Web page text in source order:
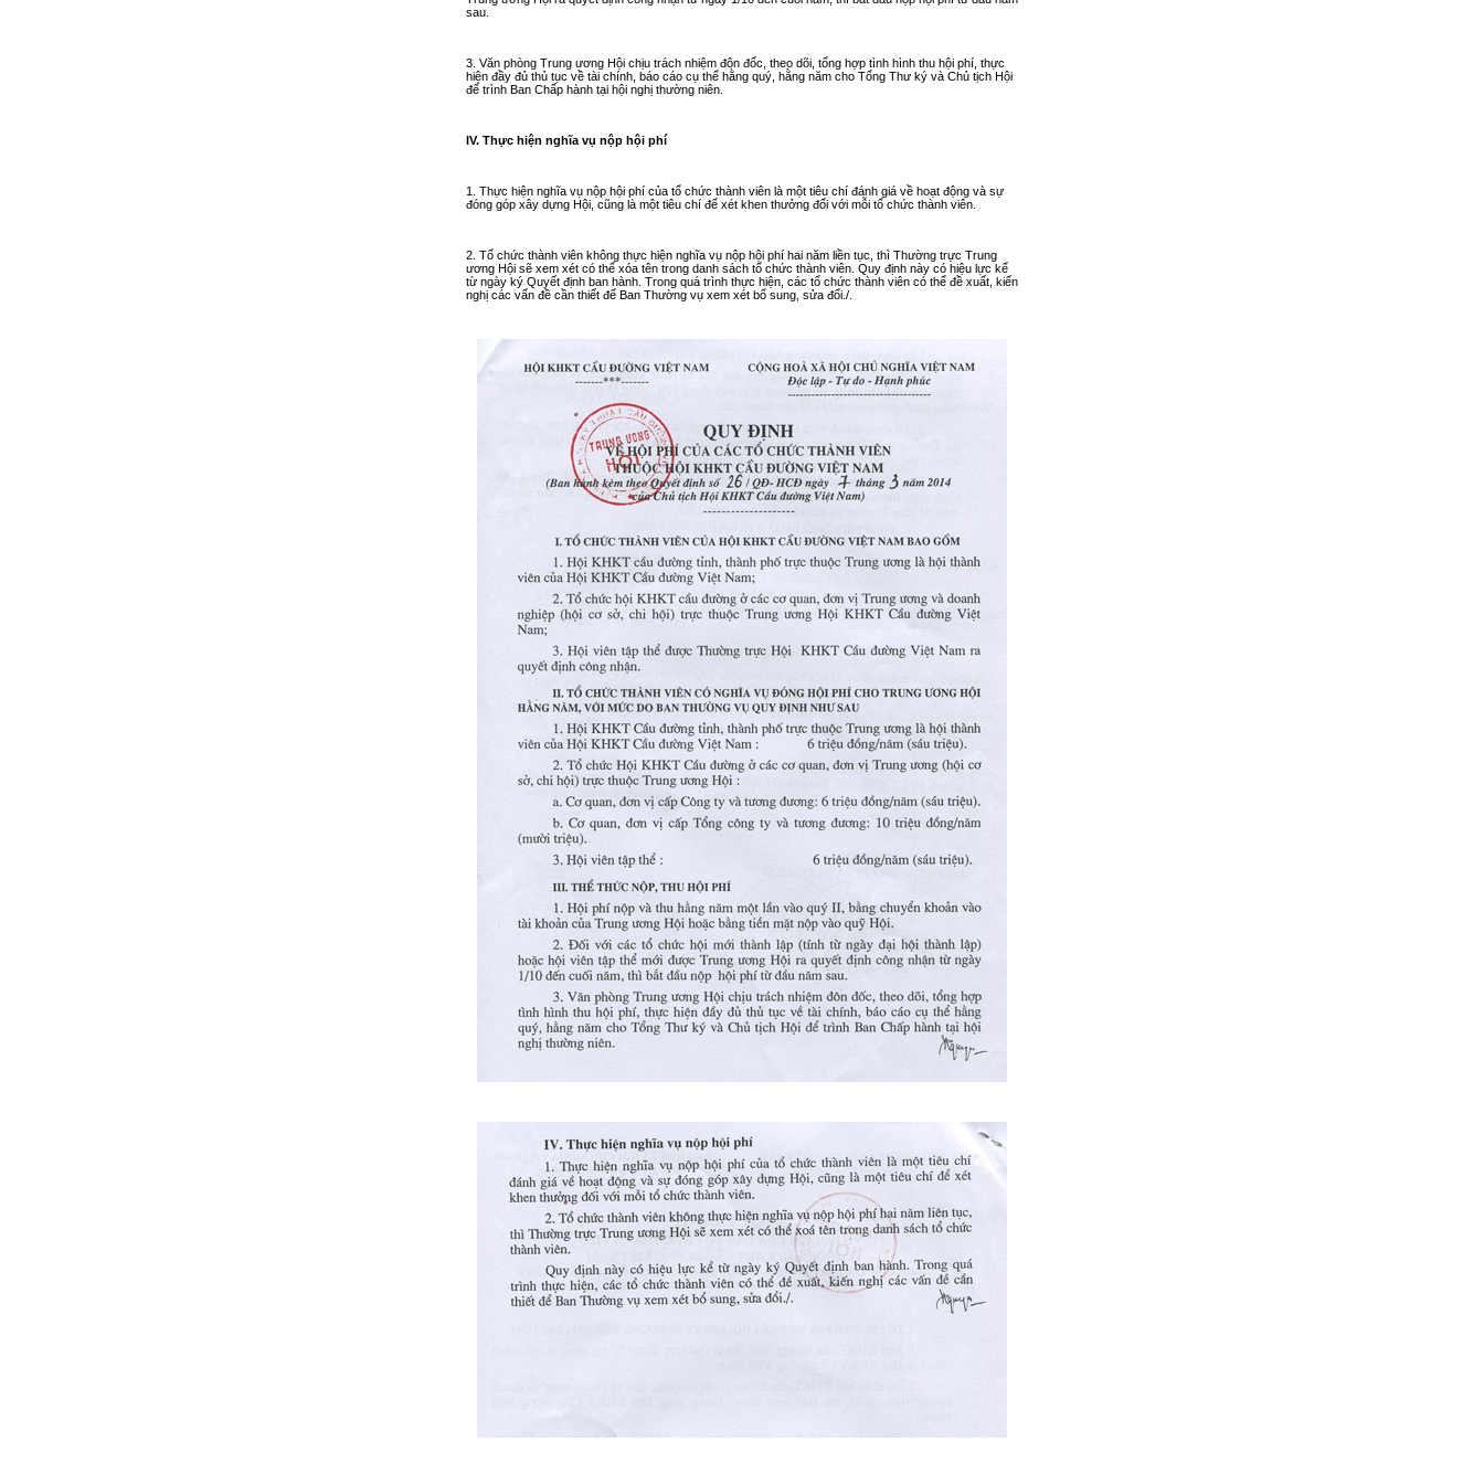
sau.
3. Văn phòng Trung ương Hội chịu trách nhiệm đôn đốc, theo dõi, tổng hợp tình hình thu hội phí, thực
hiện đầy đủ thủ tục về tài chính, báo cáo cụ thể hằng quý, hằng năm cho Tổng Thư ký và Chủ tịch Hội
để trình Ban Chấp hành tại hội nghị thường niên.
IV. Thực hiện nghĩa vụ nộp hội phí
1. Thực hiện nghĩa vụ nộp hội phí của tổ chức thành viên là một tiêu chí đánh giá về hoạt động và sự
đóng góp xây dựng Hội, cũng là một tiêu chí để xét khen thưởng đối với mỗi tổ chức thành viên.
2. Tổ chức thành viên không thực hiện nghĩa vụ nộp hội phí hai năm liền tục, thì Thường trực Trung
ương Hội sẽ xem xét có thể xóa tên trong danh sách tổ chức thành viên. Quy định này có hiệu lực kể
từ ngày ký Quyết định ban hành. Trong quá trình thực hiện, các tổ chức thành viên có thể đề xuất, kiến
nghị các vấn đề cần thiết để Ban Thường vụ xem xét bổ sung, sửa đổi./.